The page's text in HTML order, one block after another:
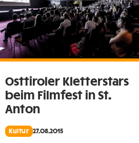
Osttiroler Kletterstars
beim Filmfest in St.
Anton
Kultur 27.08.2015